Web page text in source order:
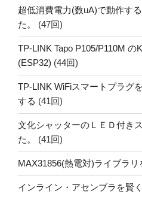
超低消費電力(数uA)で動作す
た。
(47回)
TP-LINK Tapo P105/P110M の
(ESP32) (44回)
TP-LINK WiFiスマートプラグ
する (41回)
文化シャッターのＬＥＤ付き
た。
(41回)
MAX31856(熱電対)ライブラリ
インライン・アセンブラを賢